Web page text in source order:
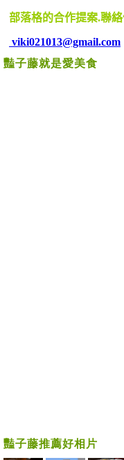
豔子藤就是愛美食
豔子藤推薦好相片